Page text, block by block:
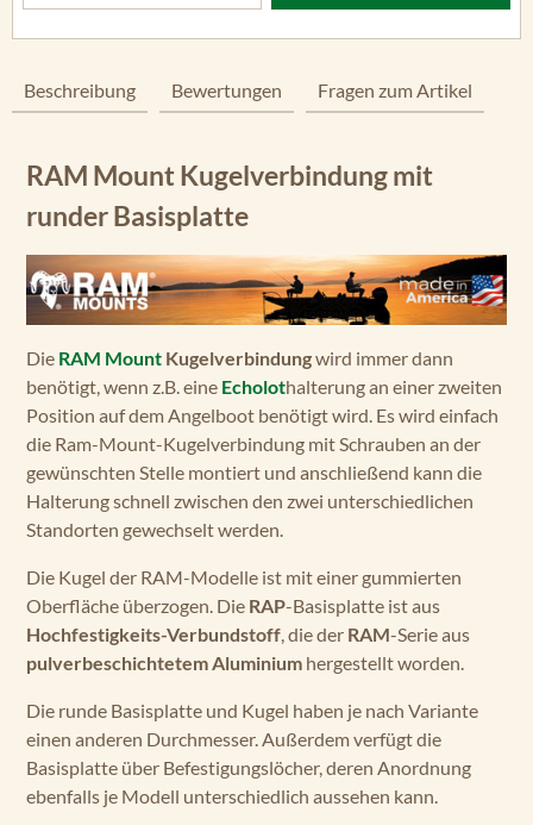
Beschreibung Bewertungen Fragen zum Artikel
RAM Mount Kugelverbindung mit
runder Basisplatte
Die RAM Mount Kugelverbindungwird immer dann
benötigt, wenn z.B. eine Echolothalterung an einer zweiten
Position auf dem Angelboot benötigt wird. Es wird einfach
die Ram-Mount-Kugelverbindung mit Schrauben an der
gewünschten Stelle montiert und anschließend kann die
Halterung schnell zwischen den zwei unterschiedlichen
Standorten gewechselt werden.
Die Kugel der RAM-Modelle ist mit einer gummierten
Oberfläche überzogen. Die RAP-Basisplatte ist aus
Hochfestigkeits-Verbundstoff, die der RAM-Serie aus
pulverbeschichtetem Aluminium hergestellt worden.
Die runde Basisplatte und Kugel haben je nach Variante
einen anderen Durchmesser. Außerdem verfügt die
Basisplatte über Befestigungslöcher, deren Anordnung
ebenfalls je Modell unterschiedlich aussehen kann.